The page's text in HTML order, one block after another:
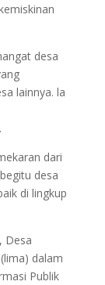
desa
lainnya. la
dari
desa
di lingkup
Desa
dalam
Publik